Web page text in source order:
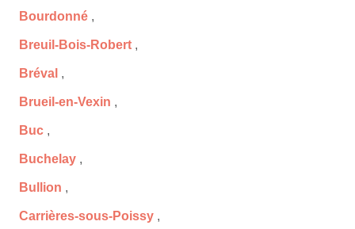
Bourdonné ,
Breuil-Bois-Robert ,
Bréval ,
Brueil-en-Vexin ,
Buc ,
Buchelay ,
Bullion ,
Carrières-sous-Poissy ,